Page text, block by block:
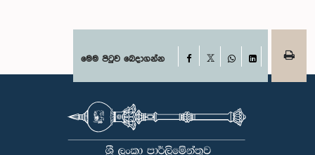
මෙම පිටුව බෙදාගන්න Facebook
WhatsAppLinkedIn